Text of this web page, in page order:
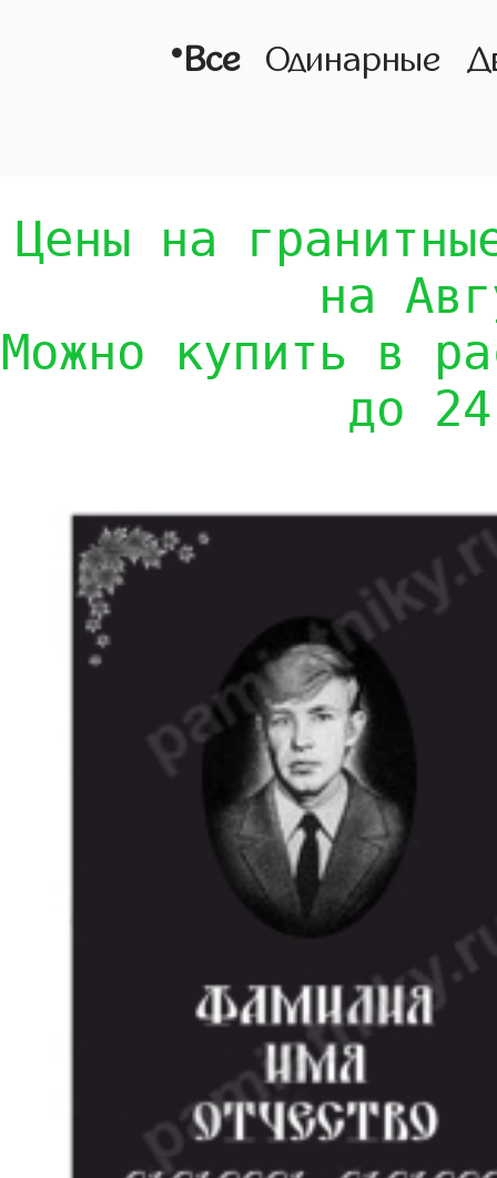
•Все Одинарные
Цены на
на
Можно купить в
до